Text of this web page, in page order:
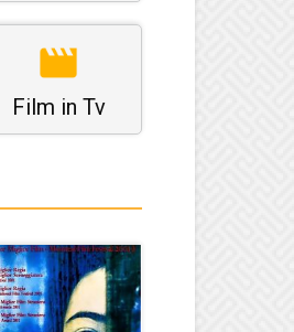
Film in Tv